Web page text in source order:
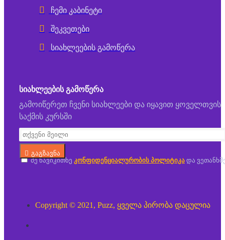
ჩემი კაბინეტი
შეკვეთები
სიახლეების გამოწერა
ᲡᲘᲐᲮᲚᲔᲔᲑᲘᲡ ᲒᲐᲛᲝᲬᲔᲠᲐ
გამოიწერეთ ჩვენი სიახლეები და იყავით ყოველთვის
საქმის კურსში
გაგზავნა
მე წავიკითხე კონფიდენციალურობის პოლიტიკა და
Copyright © 2021, Puzz, ყველა პირობა დაცულია